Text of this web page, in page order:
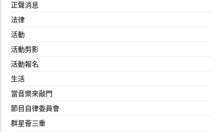
正聲消息
法律
活動
活動剪影
活動報名
生活
當音樂來敲門
節目自律委員會
群星薈三重